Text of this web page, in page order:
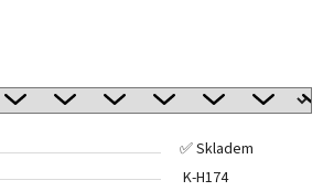
✅ Skladem
K-H174